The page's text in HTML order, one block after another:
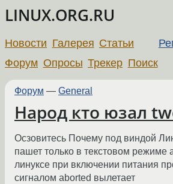
LINUX.ORG.RU
Новости Галерея Статьи
Форум Опросы Трекер Поиск
Форум — General
Народ кто юзал
Осзовитесь Почему под виндой
пашет только в текстовом режиме
линуксе при включении питания
сигналом aborted вылетает